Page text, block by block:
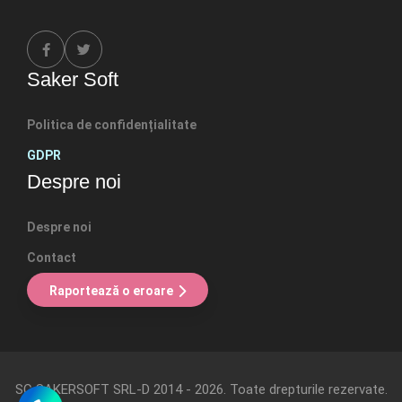
Saker Soft
Politica de confidențialitate
GDPR
Despre noi
Despre noi
Contact
Raportează o eroare
SC SAKERSOFT SRL-D 2014 - 2026. Toate drepturile rezervate.